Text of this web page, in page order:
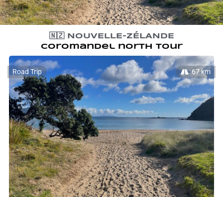
🇳🇿 NOUVELLE-ZÉLANDE
Coromandel north tour
Road Trip 67 km